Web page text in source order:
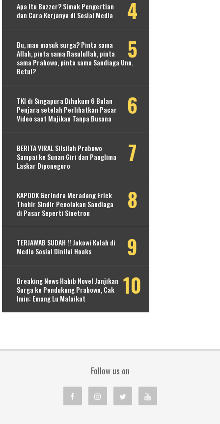
Apa Itu Buzzer? Simak Pengertian
dan Cara Kerjanya di Sosial Media
Bu, mau masuk surga? Pinta sama
Allah, pinta sama Rasulullah, pinta
sama Prabowo, pinta sama Sandiaga Uno.
Betul?
TKI di Singapura Dihukum 6 Bulan
Penjara setelah Perlihatkan Pacar
Video saat Majikan Tanpa Busana
BERITA VIRAL Silsilah Prabowo
Sampai ke Sunan Giri dan Panglima
Laskar Diponegoro
KAPOOK Gerindra Meradang Erick
Thohir Sindir Penolakan Sandiaga
di Pasar Seperti Sinetron
TERJAWAB SUDAH !! Jokowi Kalah di
Media Sosial Dinilai Hoaks
Breaking News Habib Novel Janjikan
Surga ke Pendukung Prabowo, Cak
Imin: Emang Lu Malaikat
Follow us on